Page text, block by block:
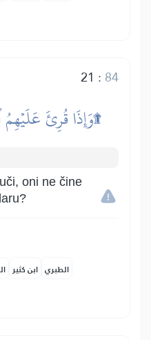
21 : 84
وَإِذَا قُرِئَ عَلَيۡهِمُ ٱلۡقُرۡءَانُ لَا يَسۡجُدُونَۤ۩
oni ne čine
ابن كثير الطبري